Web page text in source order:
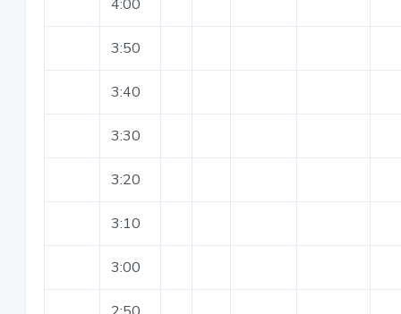
4:00
3:50
3:40
3:30
3:20
3:10
3:00